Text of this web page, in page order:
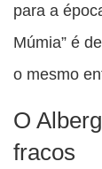
para a
Múmia” é
o mesmo
O
fracos